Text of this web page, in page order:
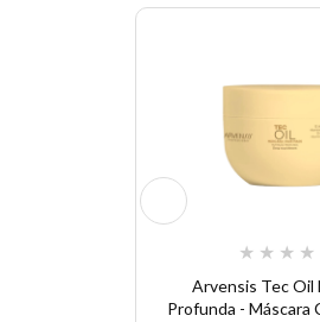
★ ★ ★ ★
Arvensis Tec Oil
Profunda - Máscara